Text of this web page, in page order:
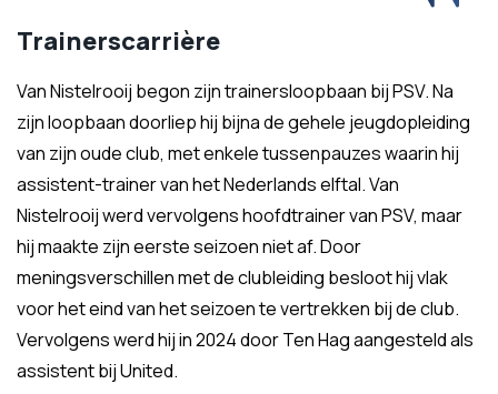
Trainerscarrière
Van Nistelrooij begon zijn trainersloopbaan bij PSV. Na
zijn loopbaan doorliep hij bijna de gehele jeugdopleiding
van zijn oude club, met enkele tussenpauzes waarin hij
assistent-trainer van het Nederlands elftal. Van
Nistelrooij werd vervolgens hoofdtrainer van PSV, maar
hij maakte zijn eerste seizoen niet af. Door
meningsverschillen met de clubleiding besloot hij vlak
voor het eind van het seizoen te vertrekken bij de club.
Vervolgens werd hij in 2024 door Ten Hag aangesteld als
assistent bij United.